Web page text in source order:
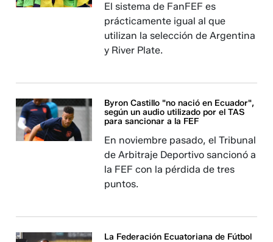
El sistema de FanFEF es
prácticamente igual al que
utilizan la selección de Argentina
y River Plate.
Byron Castillo "no nació en Ecuador",
según un audio utilizado por el TAS
para sancionar a la FEF
En noviembre pasado, el Tribunal
de Arbitraje Deportivo sancionó a
la FEF con la pérdida de tres
puntos. ​​​
La Federación Ecuatoriana de Fútbol